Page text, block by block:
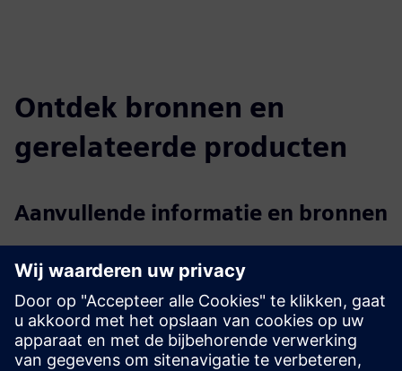
Ontdek bronnen en
gerelateerde producten
Aanvullende informatie en bronnen
Slimme EOS-thermostaat met Interel.io-dashboard
Besturingssysteem voor de gastenkamer met Interel.io
dashboard
Smart Building-infrastructuur voor
meergezinstoepassingen